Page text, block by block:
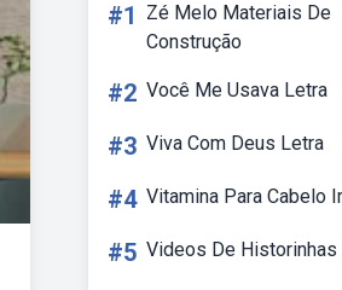
#1
Zé Melo Materiais De
Construção
#2 Você Me Usava Letra
#3 Viva Com Deus Letra
#4 Vitamina Para Cabelo
#5 Videos De